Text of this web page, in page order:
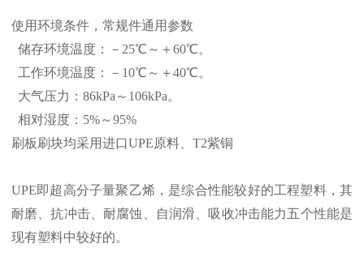
使用环境条件，常规件通用参数
储存环境温度：－25℃～＋60℃。
工作环境温度：－10℃～＋40℃。
大气压力：86kPa～106kPa。
相对湿度：5%～95%
刷板刷块均采用进口UPE原料、T2紫铜
UPE即超高分子量聚乙烯，是综合性能较好的工程塑料，其
耐磨、抗冲击、耐腐蚀、自润滑、吸收冲击能力五个性能是
现有塑料中较好的。